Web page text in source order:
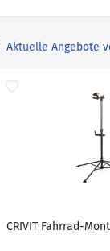
Aktuelle Angebote
CRIVIT Fahrrad-